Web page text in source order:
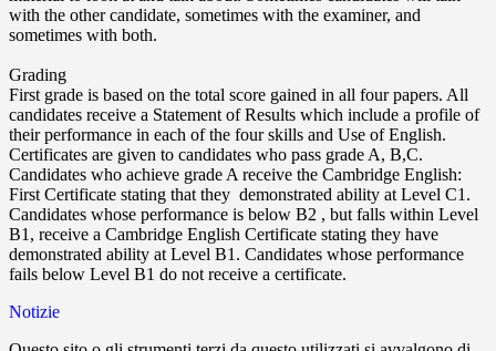
with the other candidate, sometimes with the examiner, and
sometimes with both.
Grading
First grade is based on the total score gained in all four papers. All
candidates receive a Statement of Results which include a profile of
their performance in each of the four skills and Use of English.
Certificates are given to candidates who pass grade A, B,C.
Candidates who achieve grade A receive the Cambridge English:
First Certificate stating that they demonstrated ability at Level C1.
Candidates whose performance is below B2 , but falls within Level
B1, receive a Cambridge English Certificate stating they have
demonstrated ability at Level B1. Candidates whose performance
fails below Level B1 do not receive a certificate.
Notizie